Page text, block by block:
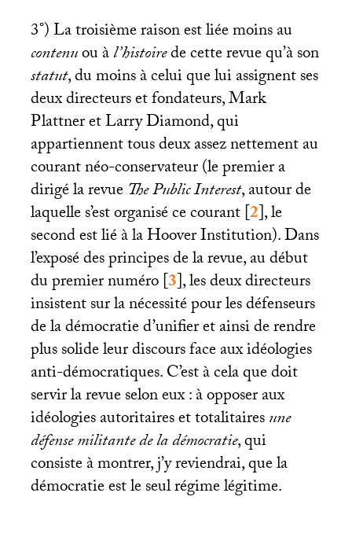
3°) La troisième raison est liée moins au
contenuou àl’histoirede cette revue qu’à son
statut, du moins à celui que lui assignent ses
deux directeurs et fondateurs, Mark
Plattner et Larry Diamond, qui
appartiennent tous deux assez nettement au
courant néo-conservateur (le premier a
dirigé la revueThe Public Interest, autour de
laquelle s’est organisé ce courant[2], le
second est lié à la Hoover Institution). Dans
l’exposé des principes de la revue, au début
du premier numéro[3], les deux directeurs
insistent sur la nécessité pour les défenseurs
de la démocratie d’unifier et ainsi de rendre
plus solide leur discours face aux idéologies
anti-démocratiques. C’est à cela que doit
servir la revue selon eux : à opposer aux
idéologies autoritaires et totalitairesune
défense militante de la démocratie, qui
consiste à montrer, j’y reviendrai, que la
démocratie est le seul régime légitime.